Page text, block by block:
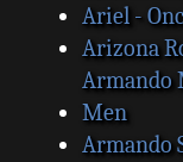
Ariel -
Arizona
Armando
Men
Armando